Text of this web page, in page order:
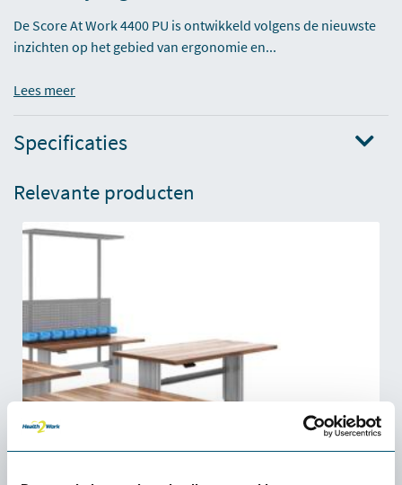
De Score At Work 4400 PU is ontwikkeld volgens de nieuwste
inzichten op het gebied van ergonomie en...
Lees meer
Specificaties
Relevante producten